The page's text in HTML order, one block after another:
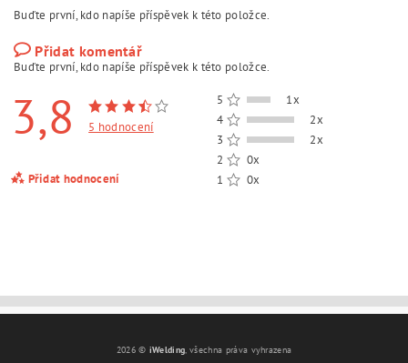
Buďte první, kdo napíše příspěvek k této položce.
Přidat komentář
Buďte první, kdo napíše příspěvek k této položce.
3,8 5 hodnocení
Přidat hodnocení
5
1x
4
2x
3
2x
2
0x
1
0x
2026 © iWelding, všechna práva vyhrazena